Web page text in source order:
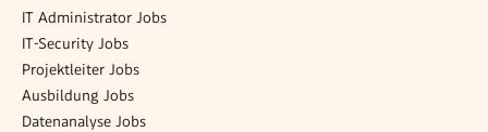
IT Administrator Jobs
IT-Security Jobs
Projektleiter Jobs
Ausbildung Jobs
Datenanalyse Jobs